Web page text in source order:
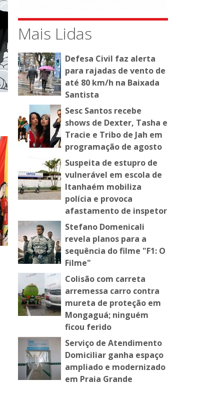
Mais Lidas
Defesa Civil faz alerta
para rajadas de vento de
até 80 km/h na Baixada
Santista
Sesc Santos recebe
shows de Dexter, Tasha e
Tracie e Tribo de Jah em
programação de agosto
Suspeita de estupro de
vulnerável em escola de
Itanhaém mobiliza
polícia e provoca
afastamento de inspetor
Stefano Domenicali
revela planos para a
sequência do filme "F1: O
Filme"
Colisão com carreta
arremessa carro contra
mureta de proteção em
Mongaguá; ninguém
ficou ferido
Serviço de Atendimento
Domiciliar ganha espaço
ampliado e modernizado
em Praia Grande